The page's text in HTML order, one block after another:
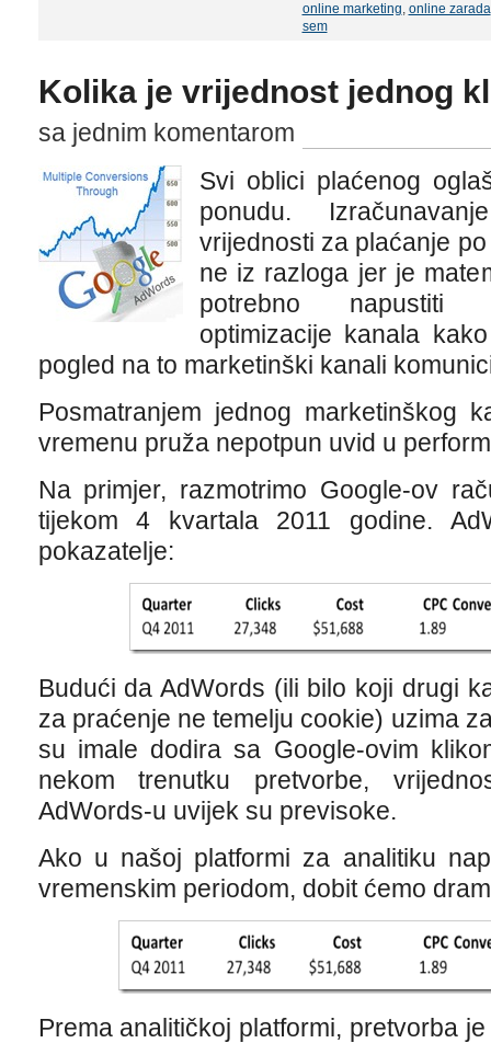
online marketing, online zarada
sem
Kolika je vrijednost jednog
sa jednim komentarom
Svi oblici plaćenog
ponudu.
vrijednosti za plaćanje
ne iz razloga jer je
potrebno napustiti
optimizacije kanala
pogled na to marketinški kanali
Posmatranjem jednog marketinškog
vremenu pruža nepotpun uvid u
Na primjer, razmotrimo Google-ov
tijekom 4 kvartala 2011 godine.
pokazatelje:
Budući da AdWords (ili bilo koji drugi
za praćenje ne temelju cookie) uzima
su imale dodira sa Google-ovim
nekom trenutku pretvorbe,
AdWords-u uvijek su previsoke.
Ako u našoj platformi za analitiku
vremenskim periodom, dobit ćemo
Prema analitičkoj platformi, pretvorba